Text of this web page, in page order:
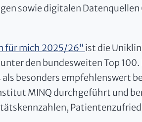
sowie digitalen
für mich 2025/26“ist die
den bundesweiten Top
besonders empfehlenswert
MINQ durchgeführt und